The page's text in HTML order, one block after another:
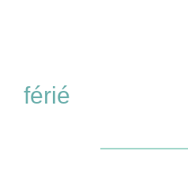
férié